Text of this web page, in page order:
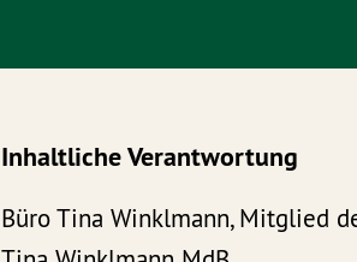
Inhaltliche Verantwortung
Büro Tina Winklmann, Mitglied